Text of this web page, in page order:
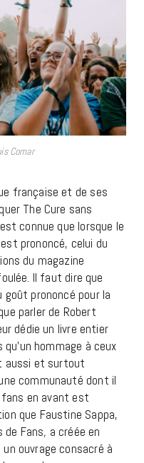
Comar
française et de ses
The Cure sans
connue que lorsque le
prononcé, celui du
du magazine
Il faut dire que
goût prononcé pour la
parler de Robert
dédie un livre entier
hommage à ceux
aussi et surtout
communauté dont il
en avant est
que Faustine Sappa,
de Fans, a créée en
ouvrage consacré à